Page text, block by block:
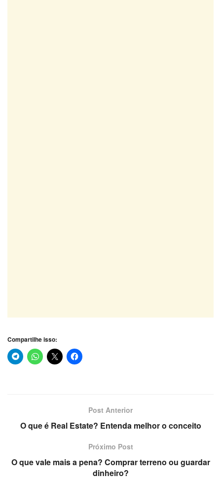
Compartilhe isso:
Post Anterior
O que é Real Estate? Entenda melhor o conceito
Próximo Post
O que vale mais a pena? Comprar terreno ou guardar
dinheiro?